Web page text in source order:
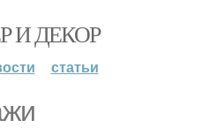
И ДЕКОР
статьи